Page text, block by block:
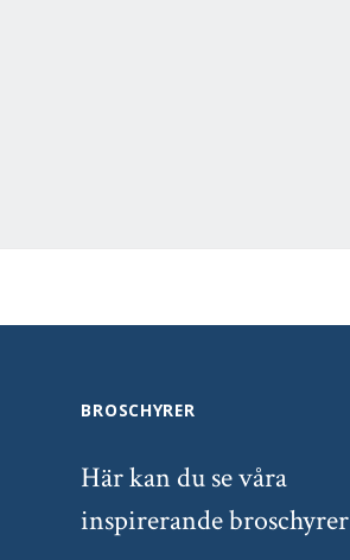
BROSCHYRER
Här kan du se våra
inspirerande broschyrer